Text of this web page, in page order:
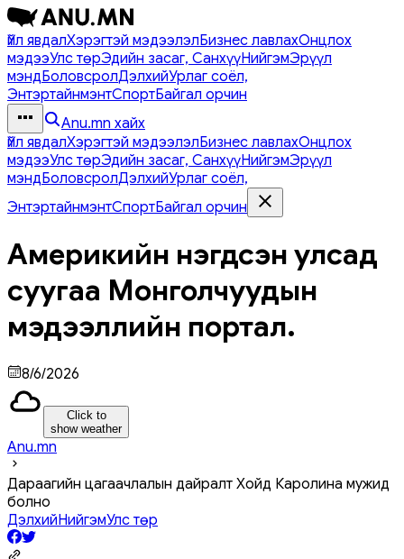
Үйл явдалХэрэгтэй мэдээлэлБизнес лавлахОнцлох
мэдээУлс төрЭдийн засаг, СанхүүНийгэмЭрүүл
мэндБоловсролДэлхийУрлаг соёл,
ЭнтэртайнмэнтСпортБайгал орчин
Anu.mn хайх
Үйл явдалХэрэгтэй мэдээлэлБизнес лавлахОнцлох
мэдээУлс төрЭдийн засаг, СанхүүНийгэмЭрүүл
мэндБоловсролДэлхийУрлаг соёл,
ЭнтэртайнмэнтСпортБайгал орчин
Америкийн нэгдсэн улсад
суугаа Монголчуудын
мэдээллийн портал.
8/6/2026
Click to
show weather
Anu.mn
Дараагийн цагаачлалын дайралт Хойд Каролина мужид
болно
ДэлхийНийгэмУлс төр